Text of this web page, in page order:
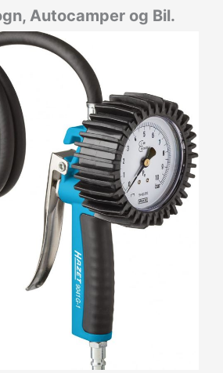
Autocamper og Bil.